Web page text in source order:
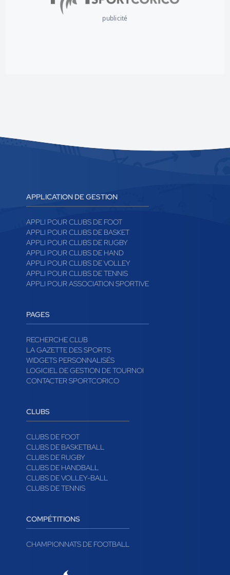
publicité
APPLICATION DE GESTION
APPLI POUR CLUBS DE FOOT
APPLI POUR CLUBS DE BASKET
APPLI POUR CLUBS DE RUGBY
APPLI POUR CLUBS DE HAND
APPLI POUR CLUBS DE VOLLEY
APPLI POUR CLUBS DE TENNIS
APPLI POUR ASSOCIATION SPORTIVE
PAGES
RECHERCHE CLUB
LA GAZETTE DES SPORTS
WIDGETS PERSONNALISÉS
LOGICIEL DE GESTION DE TOURNOI
CONTACTER SPORTCORICO
CLUBS
CLUBS DE FOOT
CLUBS DE BASKETBALL
CLUBS DE RUGBY
CLUBS DE HANDBALL
CLUBS DE VOLLEY-BALL
CLUBS DE TENNIS
COMPÉTITIONS
CHAMPIONNATS DE FOOTBALL